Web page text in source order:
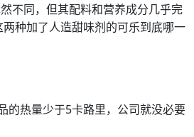
不同，但其配料和营养成分几乎完
种加了人造甜味剂的可乐到底哪一
的热量少于5卡路里，公司就没必要